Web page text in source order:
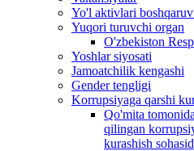
Yo'l aktivlari
Yuqori turuvchi organ
O'zbekiston
Yoshlar siyosati
Jamoatchilik kengashi
Gender tengligi
Korrupsiyaga qarshi
Qo'mita
qilingan
kurashish